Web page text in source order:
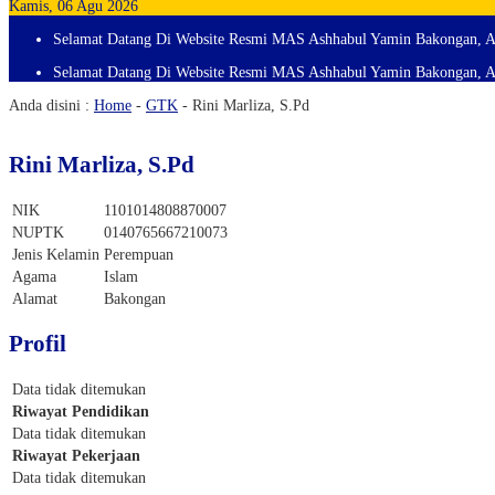
Kamis, 06 Agu 2026
Selamat Datang Di Website Resmi MAS Ashhabul Yamin Bakongan,
Selamat Datang Di Website Resmi MAS Ashhabul Yamin Bakongan,
Anda disini : Home - GTK - Rini Marliza, S.Pd
Rini Marliza, S.Pd
NIK
1101014808870007
NUPTK
0140765667210073
Jenis Kelamin Perempuan
Agama
Islam
Alamat
Bakongan
Profil
Data tidak ditemukan
Riwayat Pendidikan
Data tidak ditemukan
Riwayat Pekerjaan
Data tidak ditemukan